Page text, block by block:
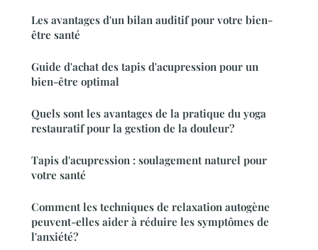
Les avantages d'un bilan auditif pour votre bien-
être santé
Guide d'achat des tapis d'acupression pour un
bien-être optimal
Quels sont les avantages de la pratique du yoga
restauratif pour la gestion de la douleur?
Tapis d'acupression : soulagement naturel pour
votre santé
Comment les techniques de relaxation autogène
peuvent-elles aider à réduire les symptômes de
l'anxiété?